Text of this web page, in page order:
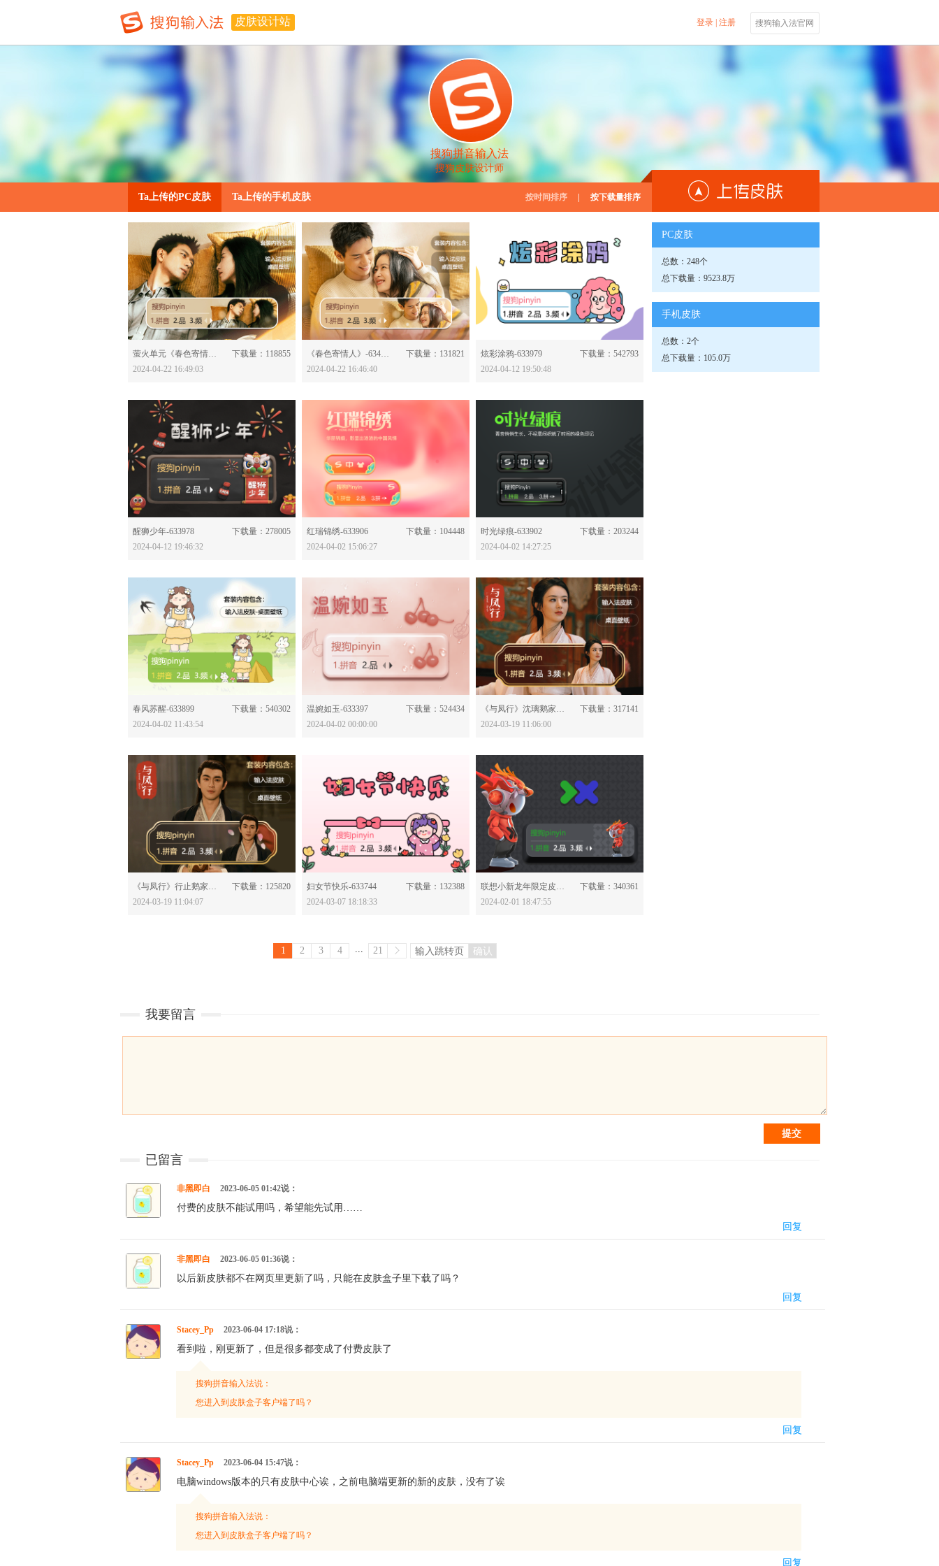
皮肤设计站 登录| 注册 搜狗输入法官网
搜狗拼音输入法
搜狗皮肤设计师
Ta上传的PC皮肤 Ta上传的手机皮肤 按时间排序 按下载量排序
分享：
萤火单元《春色寄情人》-634062
下载量：118855
2024-04-22 16:49:03
分享：
《春色寄情人》-634061
下载量：131821
2024-04-22 16:46:40
分享：
炫彩涂鸦-633979
下载量：542793
2024-04-12 19:50:48
分享：
醒狮少年-633978
下载量：278005
2024-04-12 19:46:32
分享：
红瑞锦绣-633906
下载量：104448
2024-04-02 15:06:27
分享：
时光绿痕-633902
下载量：203244
2024-04-02 14:27:25
分享：
春风苏醒-633899
下载量：540302
2024-04-02 11:43:54
分享：
温婉如玉-633397
下载量：524434
2024-04-02 00:00:00
分享：
《与凤行》沈璃鹅家皮肤-633830
下载量：317141
2024-03-19 11:06:00
分享：
《与凤行》行止鹅家皮肤-633829
下载量：125820
2024-03-19 11:04:07
分享：
妇女节快乐-633744
下载量：132388
2024-03-07 18:18:33
分享：
联想小新龙年限定皮肤-633464
下载量：340361
2024-02-01 18:47:55
1 2 3 4 ... 21 确认
PC皮肤
总数：248个
总下载量：9523.8万
手机皮肤
总数：2个
总下载量：105.0万
我要留言
提交
已留言
非黑即白 2023-06-05 01:42说：
付费的皮肤不能试用吗，希望能先试用……
回复
非黑即白 2023-06-05 01:36说：
以后新皮肤都不在网页里更新了吗，只能在皮肤盒子里下载了吗？
回复
Stacey_Pp 2023-06-04 17:18说：
看到啦，刚更新了，但是很多都变成了付费皮肤了
搜狗拼音输入法说：
您进入到皮肤盒子客户端了吗？
回复
Stacey_Pp 2023-06-04 15:47说：
电脑windows版本的只有皮肤中心诶，之前电脑端更新的新的皮肤，没有了诶
搜狗拼音输入法说：
您进入到皮肤盒子客户端了吗？
回复